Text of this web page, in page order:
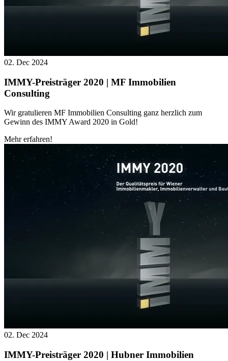
02. Dec 2024
IMMY-Preisträger 2020 | MF Immobilien
Consulting
Wir gratulieren MF Immobilien Consulting ganz herzlich zum
Gewinn des IMMY Award 2020 in Gold!
Mehr erfahren!
02. Dec 2024
IMMY-Preisträger 2020 | Hubner Immobilien